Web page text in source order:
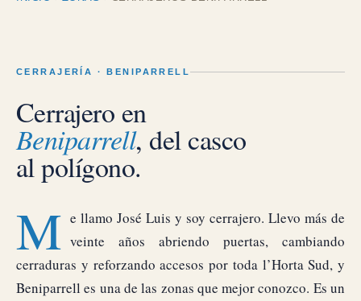
CERRAJERÍA · BENIPARRELL
Cerrajero en
Beniparrell, del casco
al polígono.
M e llamo José Luis y soy cerrajero. Llevo más de
veinte años abriendo puertas, cambiando
cerraduras y reforzando accesos por toda l’Horta Sud, y
Beniparrell es una de las zonas que mejor conozco. Es un